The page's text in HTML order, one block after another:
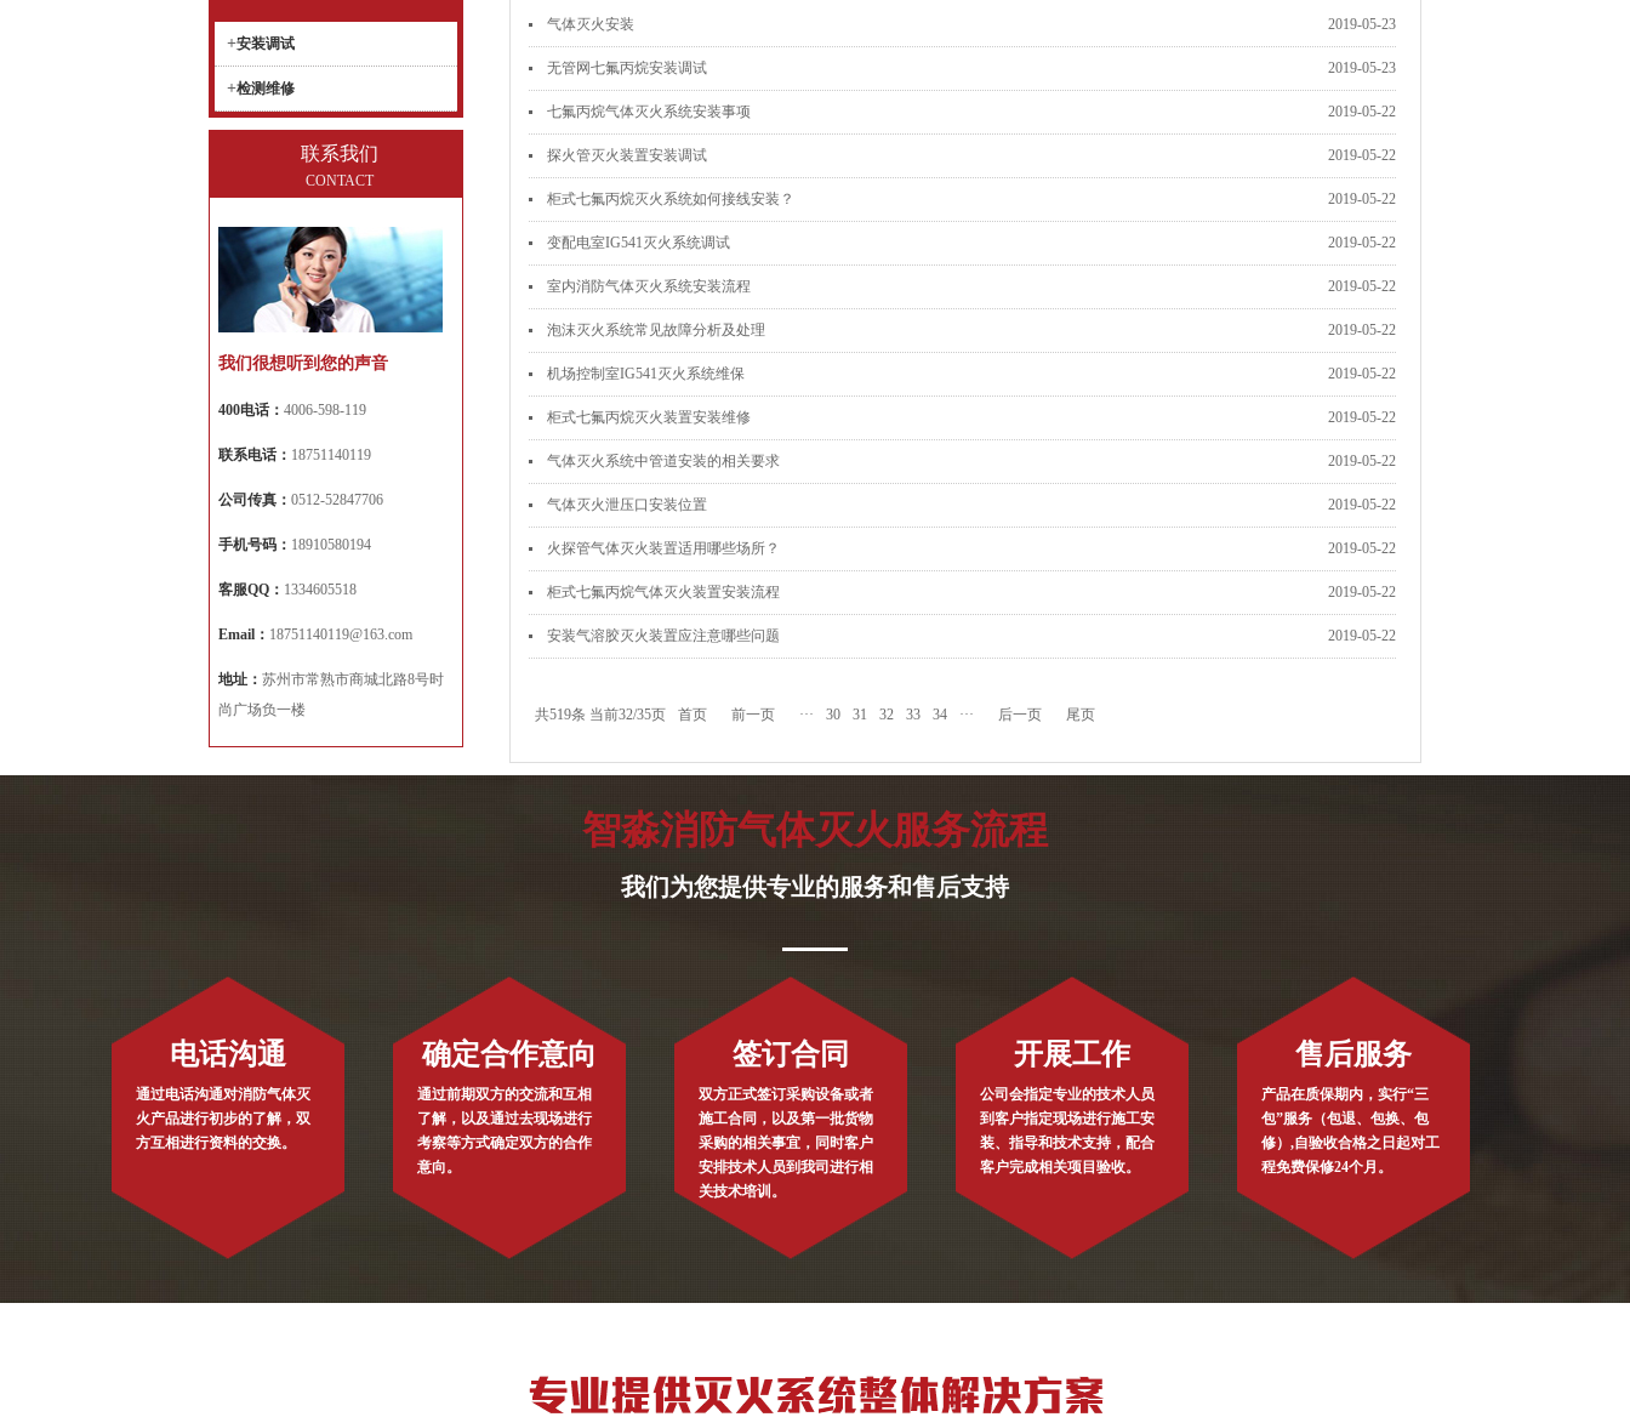
气体灭火安装 2019-05-23
无管网七氟丙烷安装调试 2019-05-23
七氟丙烷气体灭火系统安装事项 2019-05-22
探火管灭火装置安装调试 2019-05-22
柜式七氟丙烷灭火系统如何接线安装？ 2019-05-22
变配电室IG541灭火系统调试 2019-05-22
室内消防气体灭火系统安装流程 2019-05-22
泡沫灭火系统常见故障分析及处理 2019-05-22
机场控制室IG541灭火系统维保 2019-05-22
柜式七氟丙烷灭火装置安装维修 2019-05-22
气体灭火系统中管道安装的相关要求 2019-05-22
气体灭火泄压口安装位置 2019-05-22
火探管气体灭火装置适用哪些场所？ 2019-05-22
柜式七氟丙烷气体灭火装置安装流程 2019-05-22
安装气溶胶灭火装置应注意哪些问题 2019-05-22
共519条 当前32/35页 首页 前一页 ··· 30 31 32 33 34 ··· 后一页 尾页
+安装调试
+检测维修
联系我们
CONTACT
我们很想听到您的声音
400电话： 4006-598-119
联系电话： 18751140119
公司传真： 0512-52847706
手机号码： 18910580194
客服QQ： 1334605518
Email： 18751140119@163.com
地址： 苏州市常熟市商城北路8号时
尚广场负一楼
智淼消防气体灭火服务流程
我们为您提供专业的服务和售后支持
电话沟通
通过电话沟通对消防气体灭
火产品进行初步的了解，双
方互相进行资料的交换。
确定合作意向
通过前期双方的交流和互相
了解，以及通过去现场进行
考察等方式确定双方的合作
意向。
签订合同
双方正式签订采购设备或者
施工合同，以及第一批货物
采购的相关事宜，同时客户
安排技术人员到我司进行相
关技术培训。
开展工作
公司会指定专业的技术人员
到客户指定现场进行施工安
装、指导和技术支持，配合
客户完成相关项目验收。
售后服务
产品在质保期内，实行“三
包”服务（包退、包换、包
修）,自验收合格之日起对工
程免费保修24个月。